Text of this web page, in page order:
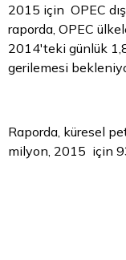
2015 için OPEC
raporda, OPEC
2014'teki günlük
gerilemesi
Raporda, küresel
milyon, 2015 için